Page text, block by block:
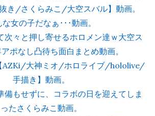
き/さくらみこ/大空スバル】動画。
女の子だなぁ･･･動画。
次々と押し寄せるホロメン達ｗ大空ス
ポなし凸待ち面白まとめ動画。
AZKi/大神ミオ/ホロライブ/hololive/
手描き】動画。
備もせずに、コラボの日を迎えてしま
ったさくらみこ動画。